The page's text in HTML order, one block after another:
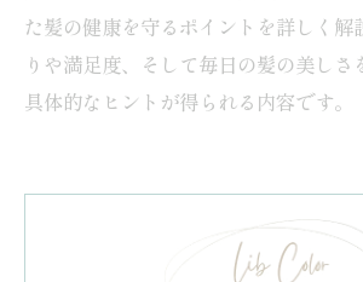
た髪の健康を守るポイントを詳しく解
りや満足度、そして毎日の髪の美しさ
具体的なヒントが得られる内容です。